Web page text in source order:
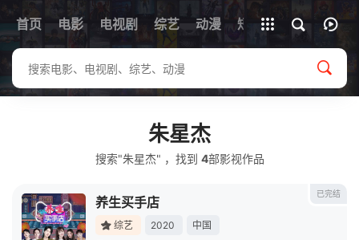
首页 电影 电视剧 综艺 动漫 短剧
全部影片
朱星杰
搜索"朱星杰" ，找到 4部影视作品
已完结
养生买手店
综艺 2020
中国